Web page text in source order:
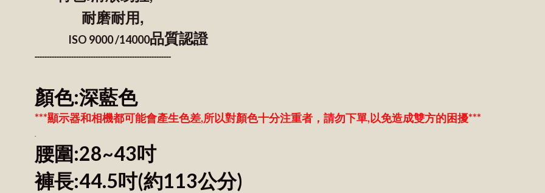
耐磨耐用,
ISO 9000 /14000品質認證
--------------------------------------------------------
顏色:深藍色
***顯示器和相機都可能會產生色差,所以對顏色十分注重者，請勿下單,以免造成雙方的困擾***
腰圍:28~43吋
褲長:44.5吋(約113公分)